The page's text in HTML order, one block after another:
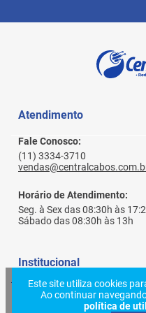
Este site utiliza cookies
Ao continuar
política de
MT-26
Compatibilidade:
Capacidade
Ângulo de
Material:Aço
Instalação:Parede
Instruções de
concreto)
Utilizar os
Verificar padrão
Garantir fixação
Atendimento
Fale Conosco:
(11) 3334-3710
Horário de Atendimento:
Seg. à Sex das 08:30h às
Sábado das 08:30h às 13h
Institucional
Quem Somos
Ajuda e Suporte